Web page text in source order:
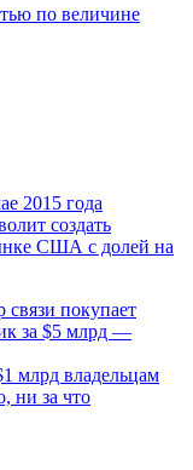
по величине
2015 года
создать
США с долей на
покупает
за $5 млрд —
млрд владельцам
ни за что